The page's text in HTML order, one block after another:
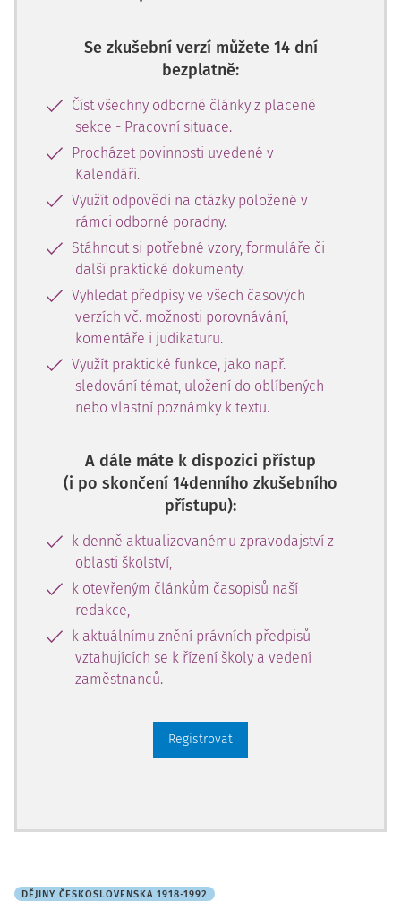
Se zkušební verzí můžete 14 dní
bezplatně:
Číst všechny odborné články z placené
sekce - Pracovní situace.
Procházet povinnosti uvedené v
Kalendáři.
Využít odpovědi na otázky položené v
rámci odborné poradny.
Stáhnout si potřebné vzory, formuláře či
další praktické dokumenty.
Vyhledat předpisy ve všech časových
verzích vč. možnosti porovnávání,
komentáře i judikaturu.
Využít praktické funkce, jako např.
sledování témat, uložení do oblíbených
nebo vlastní poznámky k textu.
A dále máte k dispozici přístup
(i po skončení 14denního zkušebního
přístupu):
k denně aktualizovanému zpravodajství z
oblasti školství,
k otevřeným článkům časopisů naší
redakce,
k aktuálnímu znění právních předpisů
vztahujících se k řízení školy a vedení
zaměstnanců.
Registrovat
DĚJINY ČESKOSLOVENSKA 1918-1992